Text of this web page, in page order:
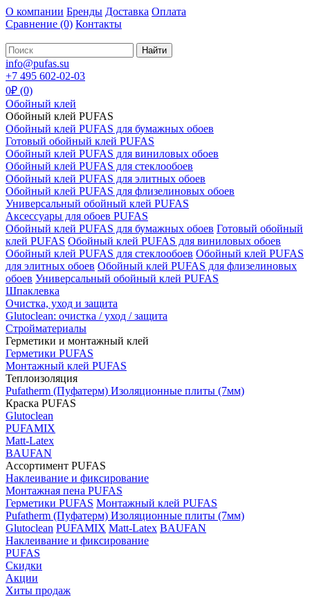
О компании Бренды Доставка Оплата
Сравнение (0) Контакты
Найти
info@pufas.su
+7 495 602-02-03
0₽ (0)
Обойный клей
Обойный клей PUFAS
Обойный клей PUFAS для бумажных обоев
Готовый обойный клей PUFAS
Обойный клей PUFAS для виниловых обоев
Обойный клей PUFAS для стеклообоев
Обойный клей PUFAS для элитных обоев
Обойный клей PUFAS для флизелиновых обоев
Универсальный обойный клей PUFAS
Аксессуары для обоев PUFAS
Обойный клей PUFAS для бумажных обоев Готовый обойный
клей PUFAS Обойный клей PUFAS для виниловых обоев
Обойный клей PUFAS для стеклообоев Обойный клей PUFAS
для элитных обоев Обойный клей PUFAS для флизелиновых
обоев Универсальный обойный клей PUFAS
Шпаклевка
Очистка, уход и защита
Glutoclean: очистка / уход / защита
Стройматериалы
Герметики и монтажный клей
Герметики PUFAS
Монтажный клей PUFAS
Теплоизоляция
Pufatherm (Пуфатерм) Изоляционные плиты (7мм)
Краска PUFAS
Glutoclean
PUFAMIX
Matt-Latex
BAUFAN
Ассортимент PUFAS
Наклеивание и фиксирование
Монтажная пена PUFAS
Герметики PUFAS Монтажный клей PUFAS
Pufatherm (Пуфатерм) Изоляционные плиты (7мм)
Glutoclean PUFAMIX Matt-Latex BAUFAN
Наклеивание и фиксирование
PUFAS
Скидки
Акции
Хиты продаж